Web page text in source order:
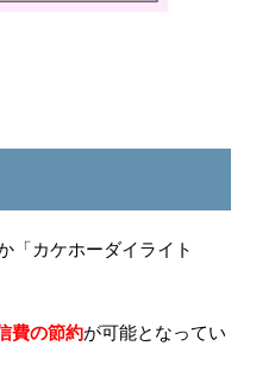
「カケホーダイライト
費の節約が可能となってい